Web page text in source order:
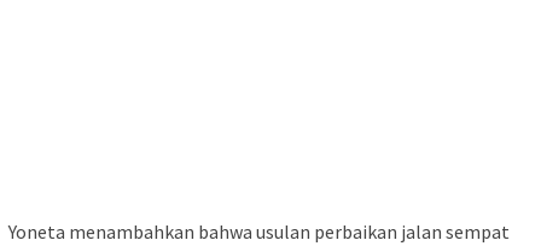
Yoneta menambahkan bahwa usulan perbaikan jalan sempat